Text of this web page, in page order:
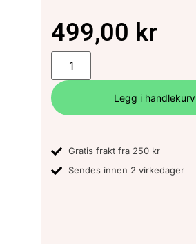
499,00 kr
Legg i handlekurv
Gratis frakt fra 250 kr
Sendes innen 2 virkedager